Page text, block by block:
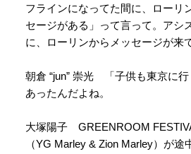
フラインになってた間に、ローリ
セージがある」って言って。アシ
に、ローリンからメッセージが来
朝倉 “jun” 崇光 「子供も東京に
あったんだよね。
大塚陽子 GREENROOM
（YG Marley & Zion Marley）が途